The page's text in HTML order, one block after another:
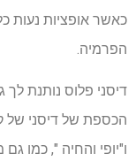
הפרמיה.
דיסני פלוס נותנת
הכספת של דיסני של
ו"יופי והחיה ", כמו